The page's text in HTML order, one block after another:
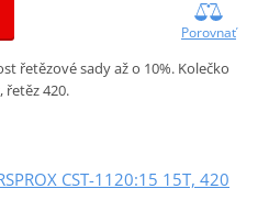
Porovnať
řetězové sady až o 10%. Kolečko
řetěz 420.
CST-1120:15 15T, 420